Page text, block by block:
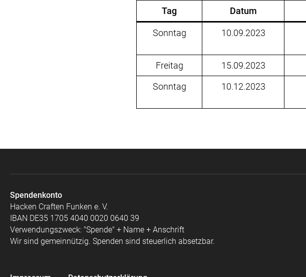
Tag Datum
Sonntag 10.09.2023
Freitag
15.09.2023
Sonntag
10.12.2023
Spendenkonto
Hacken Craften Funken e. V.
IBAN DE35 1705 4040 0020 0640 39
Verwendungszweck: "Spende" + Name + Anschrift
Wir sind gemeinnützig. Spenden sind steuerlich absetzbar.